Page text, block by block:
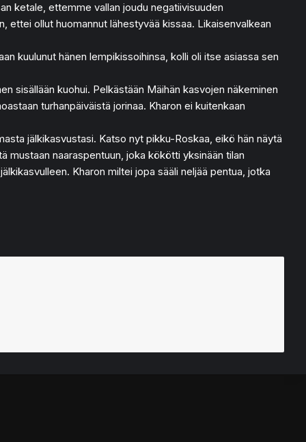
ketale, ettemme vallan joudu negatiivisuuden
ettei ollut huomannut lähestyvää kissaa. Likaisenvalkean
kuulunut hänen lempikissoihinsa, kolli oli itse asiassa sen
sisällään kuohui. Pelkästään Mäihän kasvojen näkeminen
turhanpäiväistä jorinaa. Kharon ei kuitenkaan
jälkikasvustasi. Katso nyt pikku-Roskaa, eikö hän näytä
mustaan naaraspentuun, joka kökötti yksinään tilan
Kharon miltei jopa sääli neljää pentua, jotka